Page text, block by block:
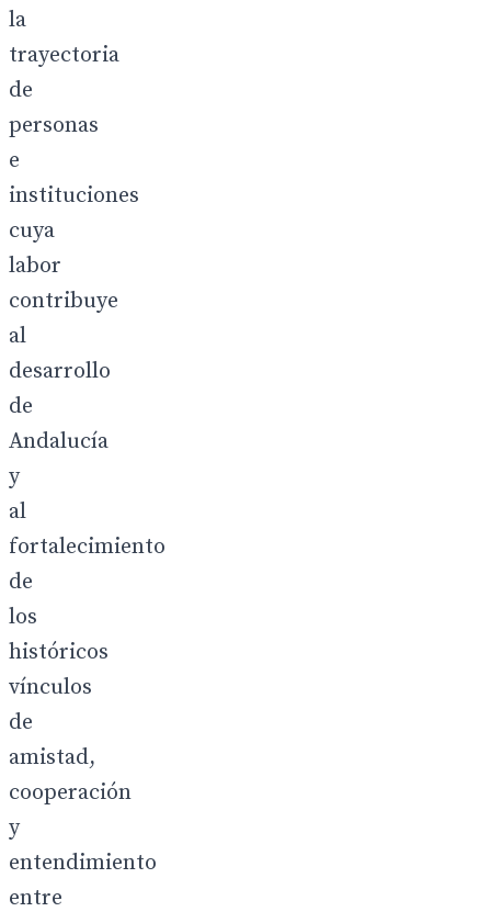
la
trayectoria
de
personas
e
instituciones
cuya
labor
contribuye
al
desarrollo
de
Andalucía
y
al
fortalecimiento
de
los
históricos
vínculos
de
amistad,
cooperación
y
entendimiento
entre